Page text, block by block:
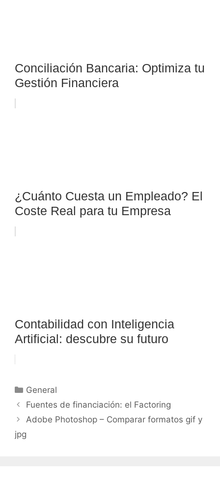
Conciliación Bancaria: Optimiza tu
Gestión Financiera
¿Cuánto Cuesta un Empleado? El
Coste Real para tu Empresa
Contabilidad con Inteligencia
Artificial: descubre su futuro
Categorías
General
Fuentes de financiación: el Factoring
Adobe Photoshop – Comparar formatos gif y
jpg